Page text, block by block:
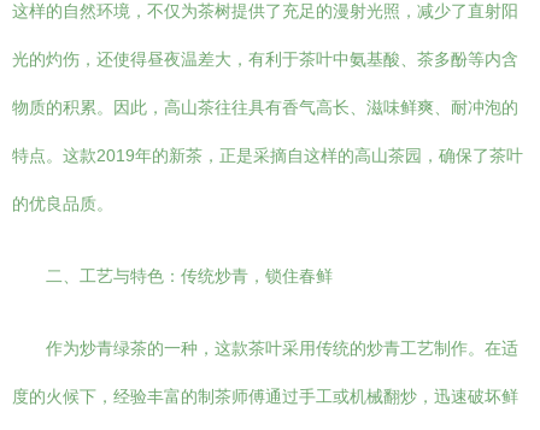
这样的自然环境，不仅为茶树提供了充足的漫射光照，减少了直射阳
光的灼伤，还使得昼夜温差大，有利于茶叶中氨基酸、茶多酚等内含
物质的积累。因此，高山茶往往具有香气高长、滋味鲜爽、耐冲泡的
特点。这款2019年的新茶，正是采摘自这样的高山茶园，确保了茶叶
的优良品质。
二、工艺与特色：传统炒青，锁住春鲜
作为炒青绿茶的一种，这款茶叶采用传统的炒青工艺制作。在适
度的火候下，经验丰富的制茶师傅通过手工或机械翻炒，迅速破坏鲜